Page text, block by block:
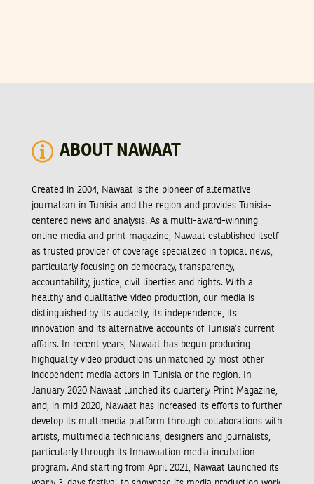
ABOUT NAWAAT
Created in 2004, Nawaat is the pioneer of alternative
journalism in Tunisia and the region and provides Tunisia-
centered news and analysis. As a multi-award-winning
online media and print magazine, Nawaat established itself
as trusted provider of coverage specialized in topical news,
particularly focusing on democracy, transparency,
accountability, justice, civil liberties and rights. With a
healthy and qualitative video production, our media is
distinguished by its audacity, its independence, its
innovation and its alternative accounts of Tunisia’s current
affairs. In recent years, Nawaat has begun producing
highquality video productions unmatched by most other
independent media actors in Tunisia or the region. In
January 2020 Nawaat lunched its quarterly Print Magazine,
and, in mid 2020, Nawaat has increased its efforts to further
develop its multimedia platform through collaborations with
artists, multimedia technicians, designers and journalists,
particularly through its Innawaation media incubation
program. And starting from April 2021, Nawaat launched its